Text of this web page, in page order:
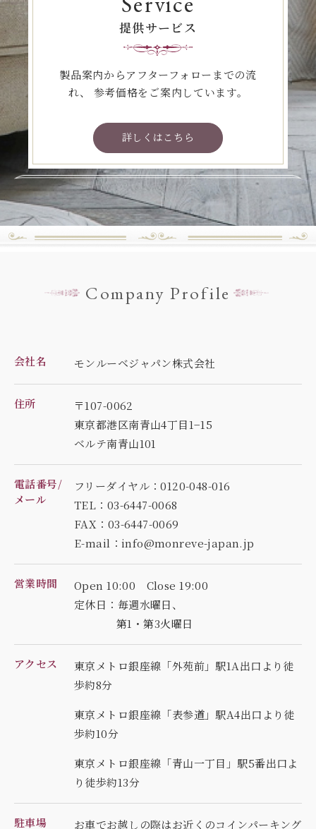
提供サービス
製品案内からアフターフォローまでの流
れ、
参考価格をご案内しています。
詳しくはこちら
Company Profile
会社名 モンルーベジャパン株式会社
住所
〒107-0062
東京都港区南青山4丁目1−15
ベルテ南青山101
電話番号/
メール
フリーダイヤル：0120-048-016
TEL：03-6447-0068
FAX：03-6447-0069
E-mail：info@monreve-japan.jp
営業時間
Open 10:00 Close 19:00
定休日：毎週水曜日、
第1・第3火曜日
アクセス
東京メトロ銀座線「外苑前」駅1A出口より徒
歩約8分
東京メトロ銀座線「表参道」駅A4出口より徒
歩約10分
東京メトロ銀座線「青山一丁目」駅5番出口よ
り徒歩約13分
駐車場
お車でお越しの際はお近くのコインパーキング